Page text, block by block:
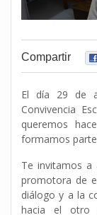
Compartir
El día 29 de
Convivencia
queremos
formamos
Te invitamos
promotora de
diálogo y a la
hacia el otro